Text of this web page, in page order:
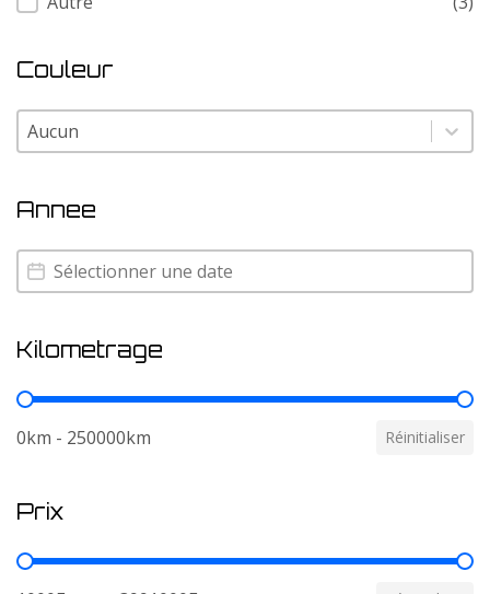
Couleur
Couleur
Couleur
Annee
Annee
Annee
Kilometrage
Kilometrage
0km - 250000km Réinitialiser
Prix
Prix